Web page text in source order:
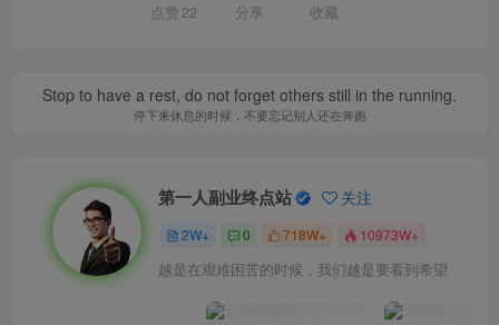
点赞 22 分享 收藏
Stop to have a rest, do not forget others still in the running.
停下来休息的时候，不要忘记别人还在奔跑
第一人副业终点站 关注
2W+ 718W+ 10973W+
今天的牺牲和努力未来都会有回报